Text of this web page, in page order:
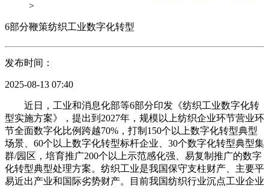
>
6部分鞭策纺织工业数字化转型
发布时间：
2025-08-13 07:40
近日，工业和消息化部等6部分印发《纺织工业数字化转
型实施方案》，提出到2027年，规模以上纺织企业环节营业环
节全面数字化比例跨越70%，打制150个以上数字化转型典型
场景、60个以上数字化转型标杆企业、30个数字化转型典型集
群/园区，培育推广200个以上示范感化强、易复制推广的数字
化转型典型处理方案。纺织工业是我国保守支柱财产、主要平
易近出产业和国际劣势财产。目前我国纺织行业沉点工业企业